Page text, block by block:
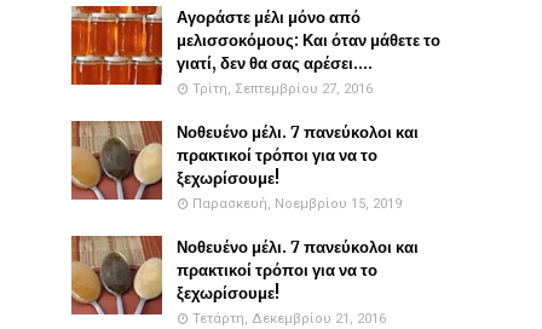
Αγοράστε μέλι μόνο από
μελισσοκόμους: Και όταν μάθετε το
γιατί, δεν θα σας αρέσει....
Τρίτη, Σεπτεμβρίου 27, 2016
Νοθευένο μέλι. 7 πανεύκολοι και
πρακτικοί τρόποι για να το
ξεχωρίσουμε!
Παρασκευή, Νοεμβρίου 15, 2019
Νοθευένο μέλι. 7 πανεύκολοι και
πρακτικοί τρόποι για να το
ξεχωρίσουμε!
Τετάρτη, Δεκεμβρίου 21, 2016